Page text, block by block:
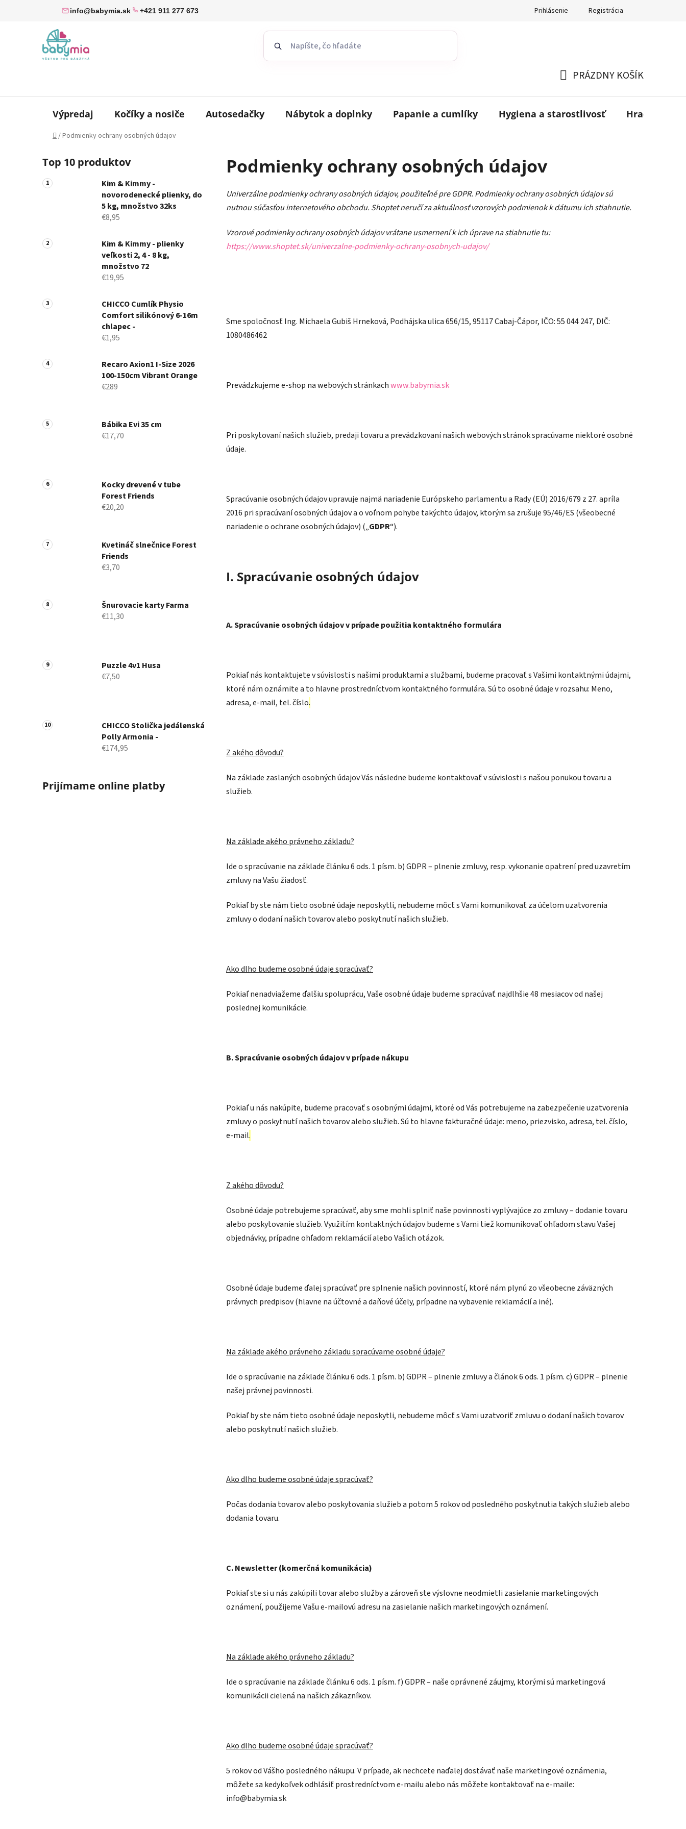
info@babymia.sk +421 911 277 673 Prihlásenie Registrácia
KOŠÍK
PRÁZDNY KOŠÍK
Výpredaj Kočíky a nosiče Autosedačky Nábytok a doplnky Papanie a cumlíky Hygiena a starostlivosť Hračky
Domov
/Podmienky ochrany osobných údajov
o
č
n
n
Top 10 produktov
Kim & Kimmy -
novorodenecké plienky, do
5 kg, množstvo 32ks
€8,95
Kim & Kimmy - plienky
veľkosti 2, 4 - 8 kg,
množstvo 72
€19,95
CHICCO Cumlík Physio
Comfort silikónový 6-16m
chlapec -
€1,95
Recaro Axion1 I-Size 2026
100-150cm Vibrant Orange
€289
Bábika Evi 35 cm
€17,70
Kocky drevené v tube
Forest Friends
€20,20
Kvetináč slnečnice Forest
Friends
€3,70
Šnurovacie karty Farma
€11,30
Puzzle 4v1 Husa
€7,50
CHICCO Stolička jedálenská
Polly Armonia -
€174,95
Prijímame online platby
Podmienky ochrany osobných údajov
Univerzálne podmienky ochrany osobných údajov, použiteľné pre GDPR. Podmienky ochrany osobných údajov sú
nutnou súčasťou internetového obchodu. Shoptet neručí za aktuálnosť vzorových podmienok k dátumu ich stiahnutie.
Vzorové podmienky ochrany osobných údajov vrátane usmernení k ich úprave na stiahnutie tu:
https://www.shoptet.sk/univerzalne-podmienky-ochrany-osobnych-udajov/
Sme spoločnosť Ing. Michaela Gubiš Hrneková, Podhájska ulica 656/15, 95117 Cabaj-Čápor, IČO: 55 044 247, DIČ:
1080486462
Prevádzkujeme e-shop na webových stránkachwww.babymia.sk
Pri poskytovaní našich služieb, predaji tovaru a prevádzkovaní našich webových stránok spracúvame niektoré osobné
údaje.
Spracúvanie osobných údajov upravuje najmä nariadenie Európskeho parlamentu a Rady (EÚ) 2016/679 z 27. apríla
2016 pri spracúvaní osobných údajov a o voľnom pohybe takýchto údajov, ktorým sa zrušuje 95/46/ES (všeobecné
nariadenie o ochrane osobných údajov) („GDPR“).
I. Spracúvanie osobných údajov
A. Spracúvanie osobných údajov v prípade použitia kontaktného formulára
Pokiaľ nás kontaktujete v súvislosti s našimi produktami a službami, budeme pracovať s Vašimi kontaktnými údajmi,
ktoré nám oznámite a to hlavne prostredníctvom kontaktného formulára. Sú to osobné údaje v rozsahu: Meno,
adresa, e-mail, tel. číslo.
Z akého dôvodu?
Na základe zaslaných osobných údajov Vás následne budeme kontaktovať v súvislosti s našou ponukou tovaru a
služieb.
Na základe akého právneho základu?
Ide o spracúvanie na základe článku 6 ods. 1 písm. b) GDPR – plnenie zmluvy, resp. vykonanie opatrení pred uzavretím
zmluvy na Vašu žiadosť.
Pokiaľ by ste nám tieto osobné údaje neposkytli, nebudeme môcť s Vami komunikovať za účelom uzatvorenia
zmluvy o dodaní našich tovarov alebo poskytnutí našich služieb.
Ako dlho budeme osobné údaje spracúvať?
Pokiaľ nenadviažeme ďalšiu spoluprácu, Vaše osobné údaje budeme spracúvať najdlhšie 48 mesiacov od našej
poslednej komunikácie.
B. Spracúvanie osobných údajov v prípade nákupu
Pokiaľ u nás nakúpite, budeme pracovať s osobnými údajmi, ktoré od Vás potrebujeme na zabezpečenie uzatvorenia
zmluvy o poskytnutí našich tovarov alebo služieb. Sú to hlavne fakturačné údaje: meno, priezvisko, adresa, tel. číslo,
e-mail.
Z akého dôvodu?
Osobné údaje potrebujeme spracúvať, aby sme mohli splniť naše povinnosti vyplývajúce zo zmluvy – dodanie tovaru
alebo poskytovanie služieb. Využitím kontaktných údajov budeme s Vami tiež komunikovať ohľadom stavu Vašej
objednávky, prípadne ohľadom reklamácií alebo Vašich otázok.
Osobné údaje budeme ďalej spracúvať pre splnenie našich povinností, ktoré nám plynú zo všeobecne záväzných
právnych predpisov (hlavne na účtovné a daňové účely, prípadne na vybavenie reklamácií a iné).
Na základe akého právneho základu spracúvame osobné údaje?
Ide o spracúvanie na základe článku 6 ods. 1 písm. b) GDPR – plnenie zmluvy a článok 6 ods. 1 písm. c) GDPR – plnenie
našej právnej povinnosti.
Pokiaľ by ste nám tieto osobné údaje neposkytli, nebudeme môcť s Vami uzatvoriť zmluvu o dodaní našich tovarov
alebo poskytnutí našich služieb.
Ako dlho budeme osobné údaje spracúvať?
Počas dodania tovarov alebo poskytovania služieb a potom 5 rokov od posledného poskytnutia takých služieb alebo
dodania tovaru.
C. Newsletter (komerčná komunikácia)
Pokiaľ ste si u nás zakúpili tovar alebo služby a zároveň ste výslovne neodmietli zasielanie marketingových
oznámení, použijeme Vašu e-mailovú adresu na zasielanie našich marketingových oznámení.
Na základe akého právneho základu?
Ide o spracúvanie na základe článku 6 ods. 1 písm. f) GDPR – naše oprávnené záujmy, ktorými sú marketingová
komunikácii cielená na našich zákazníkov.
Ako dlho budeme osobné údaje spracúvať?
5 rokov od Vášho posledného nákupu. V prípade, ak nechcete naďalej dostávať naše marketingové oznámenia,
môžete sa kedykoľvek odhlásiť prostredníctvom e-mailu alebo nás môžete kontaktovať na e-maile:
info@babymia.sk